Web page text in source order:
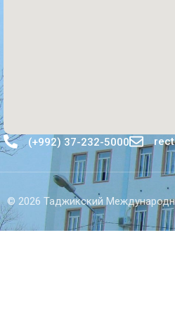
(+992) 37-232-5000
© 2026 Таджикский